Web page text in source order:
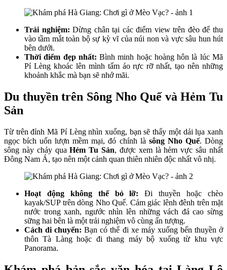
Trải nghiệm: Dừng chân tại các điểm view trên đèo để thu
vào tầm mắt toàn bộ sự kỳ vĩ của núi non và vực sâu hun hút
bên dưới.
Thời điểm đẹp nhất: Bình minh hoặc hoàng hôn là lúc Mã
Pí Lèng khoác lên mình tấm áo rực rỡ nhất, tạo nên những
khoảnh khắc mà bạn sẽ nhớ mãi.
Du thuyền trên Sông Nho Quế và Hẻm Tu
Sản
Từ trên đỉnh Mã Pí Lèng nhìn xuống, bạn sẽ thấy một dải lụa xanh
ngọc bích uốn lượn mềm mại, đó chính là sông Nho Quế. Dòng
sông này chảy quaHẻm Tu Sản, được xem là hẻm vực sâu nhất
Đông Nam Á, tạo nên một cảnh quan thiên nhiên độc nhất vô nhị.
Hoạt động không thể bỏ lỡ: Đi thuyền hoặc chèo
kayak/SUP trên dòng Nho Quế. Cảm giác lênh đênh trên mặt
nước trong xanh, ngước nhìn lên những vách đá cao sừng
sững hai bên là một trải nghiệm vô cùng ấn tượng.
Cách di chuyển: Bạn có thể đi xe máy xuống bến thuyền ở
thôn Tà Làng hoặc đi thang máy bộ xuống từ khu vực
Panorama.